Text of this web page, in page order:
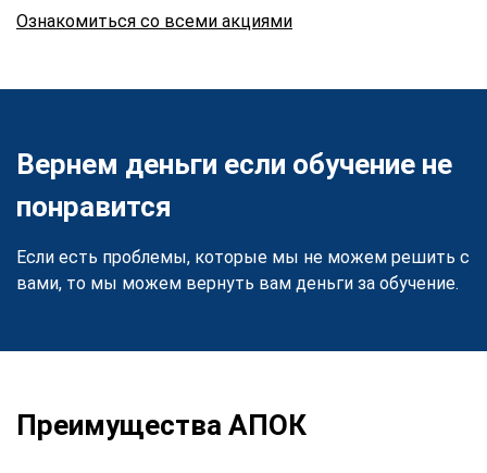
Ознакомиться со всеми акциями
Вернем деньги если обучение не
понравится
Если есть проблемы, которые мы не можем решить с
вами, то мы можем вернуть вам деньги за обучение.
Преимущества АПОК